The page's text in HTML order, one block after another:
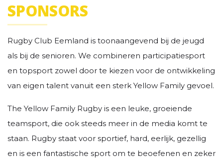
SPONSORS
Rugby Club Eemland is toonaangevend bij de jeugd
als bij de senioren. We combineren participatiesport
en topsport zowel door te kiezen voor de ontwikkeling
van eigen talent vanuit een sterk Yellow Family gevoel.
The Yellow Family Rugby is een leuke, groeiende
teamsport, die ook steeds meer in de media komt te
staan. Rugby staat voor sportief, hard, eerlijk, gezellig
en is een fantastische sport om te beoefenen en zeker